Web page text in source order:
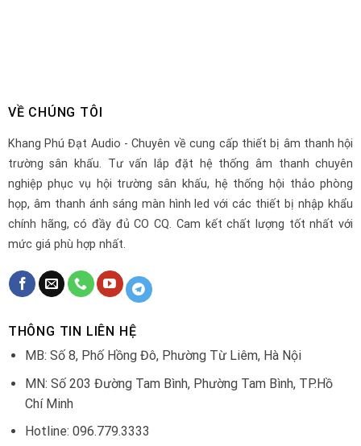
VỀ CHÚNG TÔI
Khang Phú Đạt Audio - Chuyên về cung cấp thiết bị âm thanh hội
trường sân khấu. Tư vấn lắp đặt hệ thống âm thanh chuyên
nghiệp phục vụ hội trường sân khấu, hệ thống hội thảo phòng
họp, âm thanh ánh sáng màn hình led với các thiết bị nhập khẩu
chính hãng, có đầy đủ CO CQ. Cam kết chất lượng tốt nhất với
mức giá phù hợp nhất.
THÔNG TIN LIÊN HỆ
MB: Số 8, Phố Hồng Đô, Phường Từ Liêm, Hà Nội
MN: Số 203 Đường Tam Bình, Phường Tam Bình, TP.Hồ
Chí Minh
Hotline: 096.779.3333